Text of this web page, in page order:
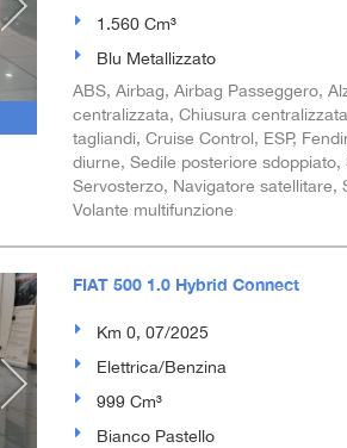
1.560 Cm³
Blu Metallizzato
ABS, Airbag, Airbag Passeggero,
centralizzata, Chiusura
tagliandi, Cruise Control, ESP,
diurne, Sedile posteriore
Servosterzo, Navigatore satellitare,
Volante multifunzione
FIAT 500 1.0 Hybrid Connect
Km 0, 07/2025
Elettrica/Benzina
999 Cm³
Bianco Pastello